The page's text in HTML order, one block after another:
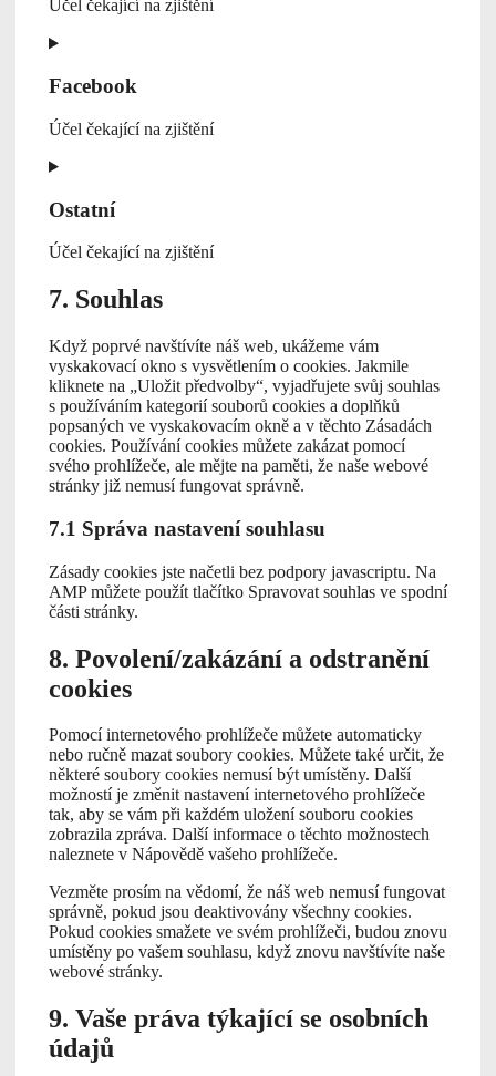
Účel čekající na zjištění
Consent
service
Facebook
Účel čekající na zjištění
Consent
service
Ostatní
Účel čekající na zjištění
Consent
to
ostatní
7. Souhlas
Když poprvé navštívíte náš web, ukážeme vám
vyskakovací okno s vysvětlením o cookies. Jakmile
kliknete na „Uložit předvolby“, vyjadřujete svůj souhlas
s používáním kategorií souborů cookies a doplňků
popsaných ve vyskakovacím okně a v těchto Zásadách
cookies. Používání cookies můžete zakázat pomocí
svého prohlížeče, ale mějte na paměti, že naše webové
stránky již nemusí fungovat správně.
7.1 Správa nastavení souhlasu
Zásady cookies jste načetli bez podpory javascriptu. Na
AMP můžete použít tlačítko Spravovat souhlas ve spodní
části stránky.
8. Povolení/zakázání a odstranění
cookies
Pomocí internetového prohlížeče můžete automaticky
nebo ručně mazat soubory cookies. Můžete také určit, že
některé soubory cookies nemusí být umístěny. Další
možností je změnit nastavení internetového prohlížeče
tak, aby se vám při každém uložení souboru cookies
zobrazila zpráva. Další informace o těchto možnostech
naleznete v Nápovědě vašeho prohlížeče.
Vezměte prosím na vědomí, že náš web nemusí fungovat
správně, pokud jsou deaktivovány všechny cookies.
Pokud cookies smažete ve svém prohlížeči, budou znovu
umístěny po vašem souhlasu, když znovu navštívíte naše
webové stránky.
9. Vaše práva týkající se osobních
údajů